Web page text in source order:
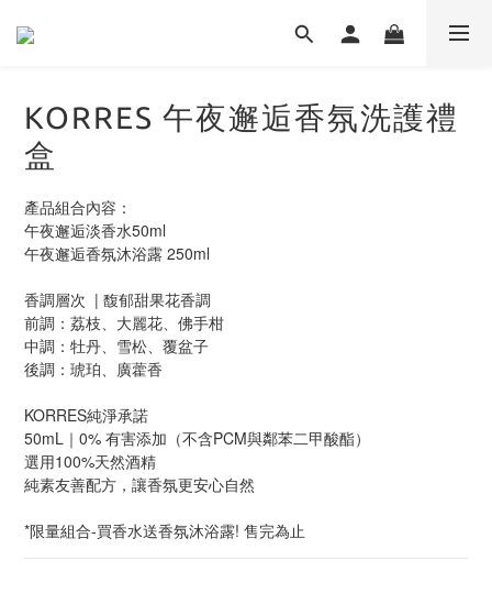
KORRES 午夜邂逅香氛洗護禮
盒
產品組合內容：
午夜邂逅淡香水50ml
午夜邂逅香氛沐浴露 250ml
香調層次  | 馥郁甜果花香調
前調：荔枝、大麗花、佛手柑
中調：牡丹、雪松、覆盆子
後調：琥珀、廣藿香
KORRES純淨承諾
50mL｜0% 有害添加（不含PCM與鄰苯二甲酸酯）
選用100%天然酒精
純素友善配方，讓香氛更安心自然
*限量組合-買香水送香氛沐浴露! 售完為止